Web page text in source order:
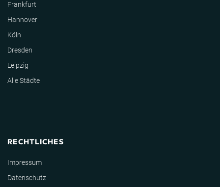
Frankfurt
Hannover
Köln
Dresden
Leipzig
Alle Städte
RECHTLICHES
Impressum
Datenschutz